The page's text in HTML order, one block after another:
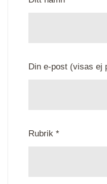
Din e-post (visas ej
Rubrik *